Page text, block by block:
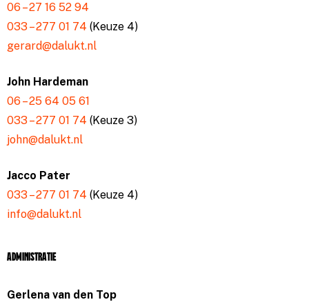
06 – 27 16 52 94
033 – 277 01 74 (Keuze 4)
gerard@dalukt.nl
John Hardeman
06 – 25 64 05 61
033 – 277 01 74 (Keuze 3)
john@dalukt.nl
Jacco Pater
033 – 277 01 74 (Keuze 4)
info@dalukt.nl
Administratie
Gerlena van den Top